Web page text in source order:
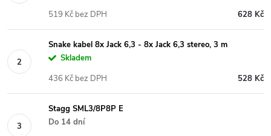
628 Kč
519 Kč bez DPH
Snake kabel 8x Jack 6,3 - 8x Jack 6,3 stereo, 3 m
Skladem
528 Kč
436 Kč bez DPH
Stagg SML3/8P8P E
Do 14 dní